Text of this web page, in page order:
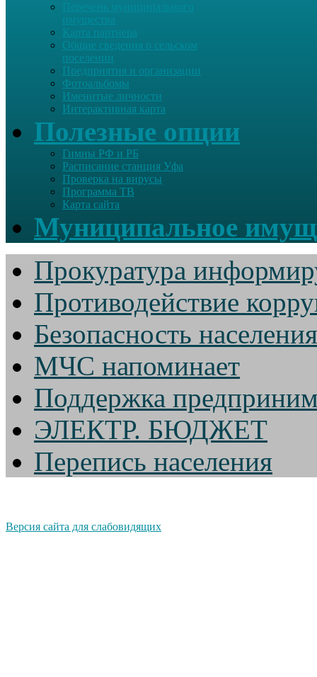
Перечень муниципального
имущества
Карта партнера
Общие сведения о сельском
поселении
Предприятия и организации
Фотоальбомы
Именитые личности
Интерактивная карта
Полезные опции
Гимны РФ и РБ
Расписание станция Уфа
Проверка на вирусы
Программа ТВ
Карта сайта
Муниципальное
Прокуратура
Противодействие
Безопасность населения
МЧС напоминает
Поддержка
ЭЛЕКТР. БЮДЖЕТ
Перепись населения
Версия сайта для слабовидящих